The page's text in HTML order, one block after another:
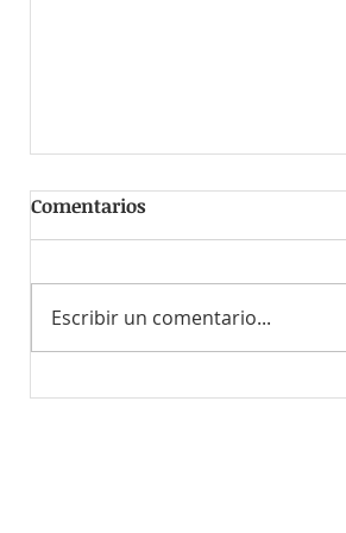
Comentarios
Escribir un comentario...